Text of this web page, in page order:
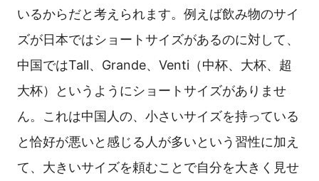
いるからだと考えられます。例えば飲み物のサイ
ズが日本ではショートサイズがあるのに対して、
中国ではTall、Grande、Venti（中杯、大杯、超
大杯）というようにショートサイズがありませ
ん。これは中国人の、小さいサイズを持っている
と恰好が悪いと感じる人が多いという習性に加え
て、大きいサイズを頼むことで自分を大きく見せ